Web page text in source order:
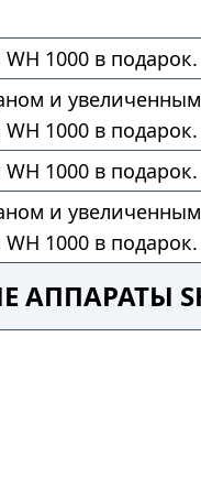
1000 в подарок.
и
1000 в подарок.
1000 в подарок.
и
1000 в подарок.